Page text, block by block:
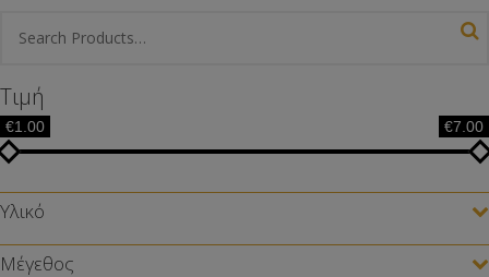
Τιμή
€1.00 €7.00
Υλικό
Μέγεθος